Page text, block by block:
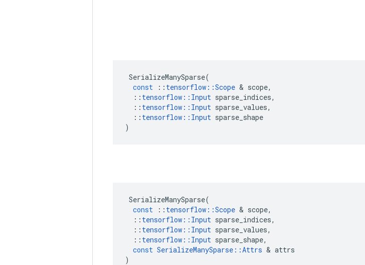
SerializeManySparse(
const
:: tensorflow ::Scope & scope,
:: tensorflow :: Input sparse_indices,
:: tensorflow :: Input sparse_values,
:: tensorflow :: Input sparse_shape
)
SerializeManySparse(
const
:: tensorflow ::Scope & scope,
:: tensorflow :: Input sparse_indices,
:: tensorflow :: Input sparse_values,
:: tensorflow :: Input sparse_shape,
const SerializeManySparse ::Attrs & attrs
)